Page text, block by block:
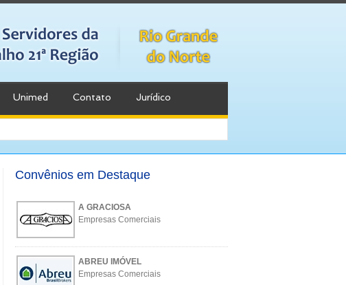
Unimed Contato Jurídico
Convênios em Destaque
A GRACIOSA
Empresas Comerciais
ABREU IMÓVEL
Empresas Comerciais